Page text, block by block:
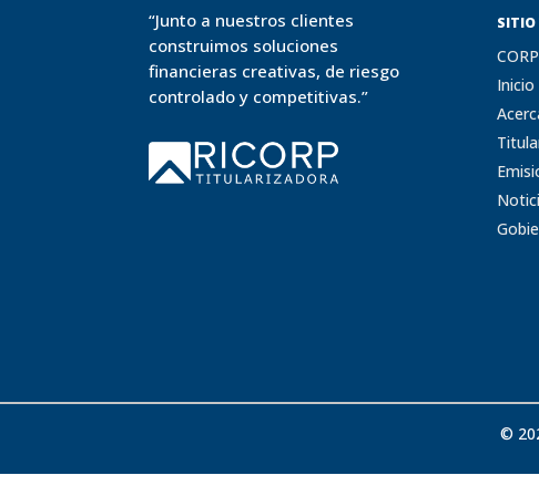
“Junto a nuestros clientes
construimos soluciones
financieras creativas, de riesgo
controlado y competitivas.”
SITIO
Inicio
©